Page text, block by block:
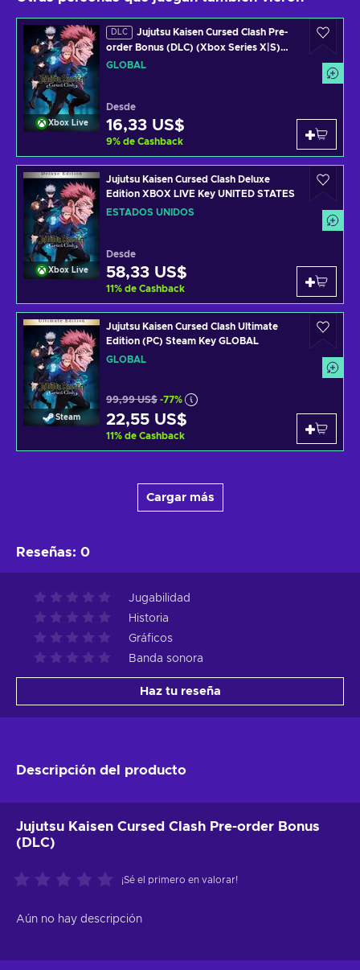
Xbox Live
DLC
Jujutsu Kaisen Cursed Clash Pre-
order Bonus (DLC) (Xbox Series X|S)
XBOX LIVE Key GLOBAL
GLOBAL
Desde
16,33 US$
9% de Cashback
Xbox Live
Jujutsu Kaisen Cursed Clash Deluxe
Edition XBOX LIVE Key UNITED STATES
ESTADOS UNIDOS
Desde
58,33 US$
11% de Cashback
Steam
Jujutsu Kaisen Cursed Clash Ultimate
Edition (PC) Steam Key GLOBAL
GLOBAL
99,99 US$ -77%
22,55 US$
11% de Cashback
Cargar más
Reseñas: 0
Jugabilidad
Historia
Gráficos
Banda sonora
Haz tu reseña
Descripción del producto
Jujutsu Kaisen Cursed Clash Pre-order Bonus
(DLC)
¡Sé el primero en valorar!
Aún no hay descripción